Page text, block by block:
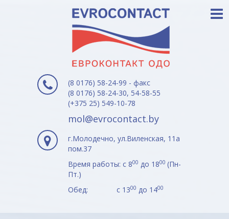
(8 0176) 58-24-99 - факс
(8 0176) 58-24-30, 54-58-55
(+375 25) 549-10-78
mol@evrocontact.by
г.Молодечно, ул.Виленская, 11а
пом.37
Время работы: с 800 до 1800 (Пн-
Пт.)
Обед: с 1300 до 1400